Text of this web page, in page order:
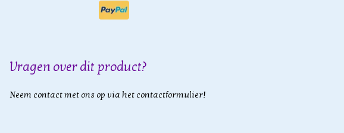
Vragen over dit product?
Neem contact met ons op via het contactformulier!